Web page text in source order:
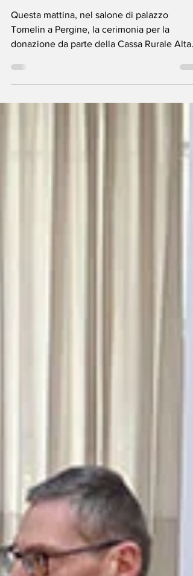
dalla Cassa Rurale
Alta Valsugana
Tomelin a Pergine, la cerimonia per la
donazione da parte della Cassa Rurale Alta
Valsugana dei...